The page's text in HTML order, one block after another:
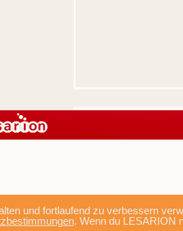
und fortlaufend zu verbessern
. Wenn du LESARION